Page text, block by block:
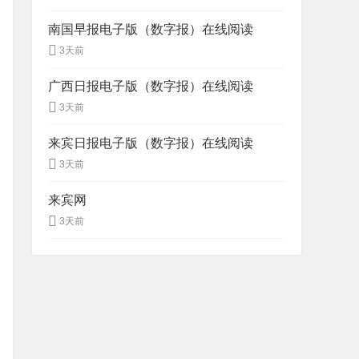
南国早报电子版（数字报）在线阅读
3天前
广西日报电子版（数字报）在线阅读
3天前
来宾日报电子版（数字报）在线阅读
3天前
来宾网
3天前